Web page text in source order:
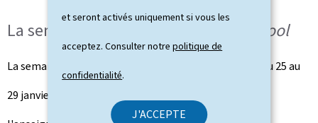
et seront activés uniquement si vous les
acceptez. Consulter notrepolitique de
confidentialité.
J'ACCEPTE
La semaine thématique Fruit for School
La semaine thématique
se déroulera du 25 au
29 janvier 2010 dans tous les restaurants scolaires de